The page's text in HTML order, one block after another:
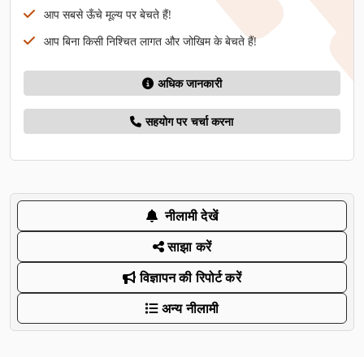
आप सबसे ऊँचे मूल्य पर बेचते हैं!
आप बिना किसी निश्चित लागत और जोखिम के बेचते हैं!
अधिक जानकारी
सहयोग पर चर्चा करना
नीलामी देखें
साझा करें
विज्ञापन की रिपोर्ट करें
अन्य नीलामी